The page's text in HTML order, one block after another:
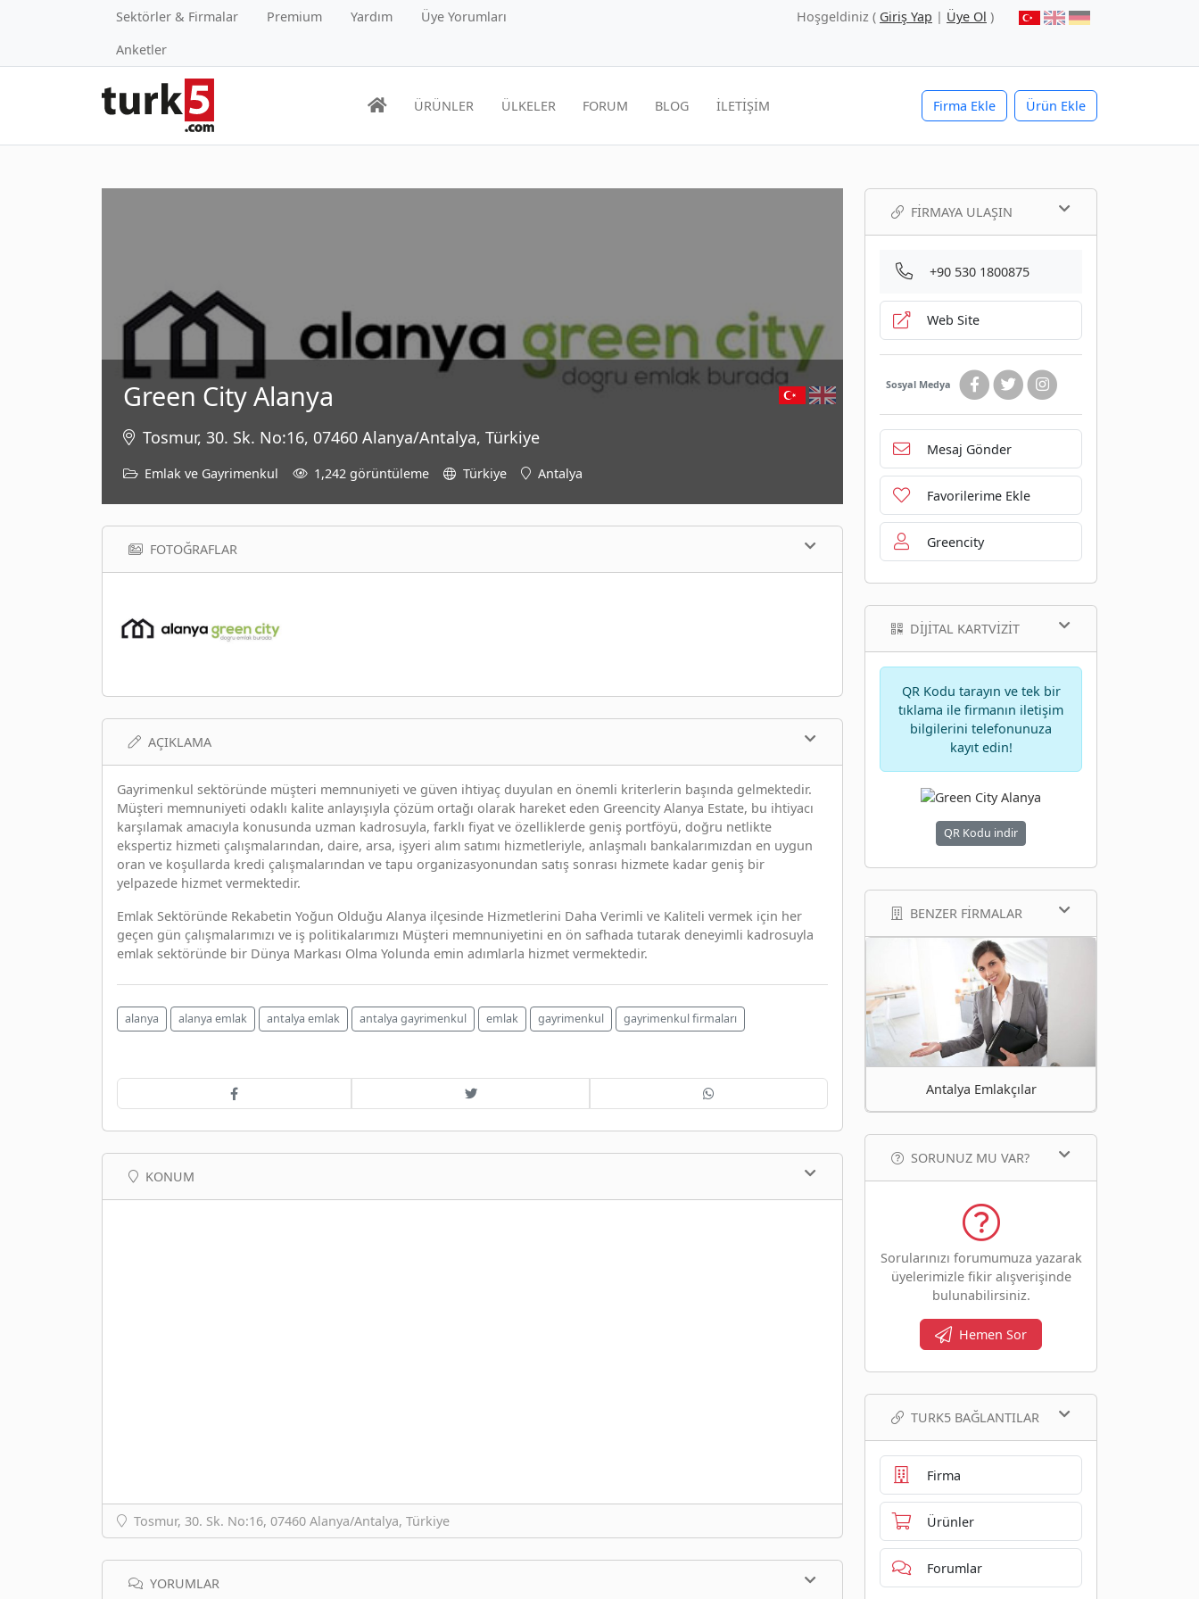
Sektörler & Firmalar Premium Yardım
Üye Yorumları
Anketler
Hoşgeldiniz ( Giriş Yap | Üye Ol )
Firma Ekle Ürün Ekle
ÜRÜNLER ÜLKELER FORUM BLOG İLETİŞİM
Green City Alanya
Tosmur, 30. Sk. No:16, 07460 Alanya/Antalya, Türkiye
Emlak ve Gayrimenkul 1,242 görüntüleme Türkiye Antalya
FOTOĞRAFLAR
AÇIKLAMA
Gayrimenkul sektöründe müşteri memnuniyeti ve güven ihtiyaç duyulan en önemli kriterlerin başında gelmektedir.
Müşteri memnuniyeti odaklı kalite anlayışıyla çözüm ortağı olarak hareket eden Greencity Alanya Estate, bu ihtiyacı
karşılamak amacıyla konusunda uzman kadrosuyla, farklı fiyat ve özelliklerde geniş portföyü, doğru netlikte
ekspertiz hizmeti çalışmalarından, daire, arsa, işyeri alım satımı hizmetleriyle, anlaşmalı bankalarımızdan en uygun
oran ve koşullarda kredi çalışmalarından ve tapu organizasyonundan satış sonrası hizmete kadar geniş bir
yelpazede hizmet vermektedir.
Emlak Sektöründe Rekabetin Yoğun Olduğu Alanya ilçesinde Hizmetlerini Daha Verimli ve Kaliteli vermek için her
geçen gün çalışmalarımızı ve iş politikalarımızı Müşteri memnuniyetini en ön safhada tutarak deneyimli kadrosuyla
emlak sektöründe bir Dünya Markası Olma Yolunda emin adımlarla hizmet vermektedir.
alanya alanya emlak antalya emlak antalya gayrimenkul emlak gayrimenkul gayrimenkul firmaları
KONUM
Tosmur, 30. Sk. No:16, 07460 Alanya/Antalya, Türkiye
YORUMLAR
FIRMAYA ULAŞIN
+90 530 1800875
Web Site
Sosyal Medya
Mesaj Gönder
Favorilerime Ekle
Greencity
DIJITAL KARTVIZIT
QR Kodu tarayın ve tek bir
tıklama ile firmanın iletişim
bilgilerini telefonunuza
kayıt edin!
QR Kodu indir
BENZER FIRMALAR
Antalya Emlakçılar
SORUNUZ MU VAR?
Sorularınızı forumumuza yazarak
üyelerimizle fikir alışverişinde
bulunabilirsiniz.
Hemen Sor
TURK5 BAĞLANTILAR
Firma
Ürünler
Forumlar